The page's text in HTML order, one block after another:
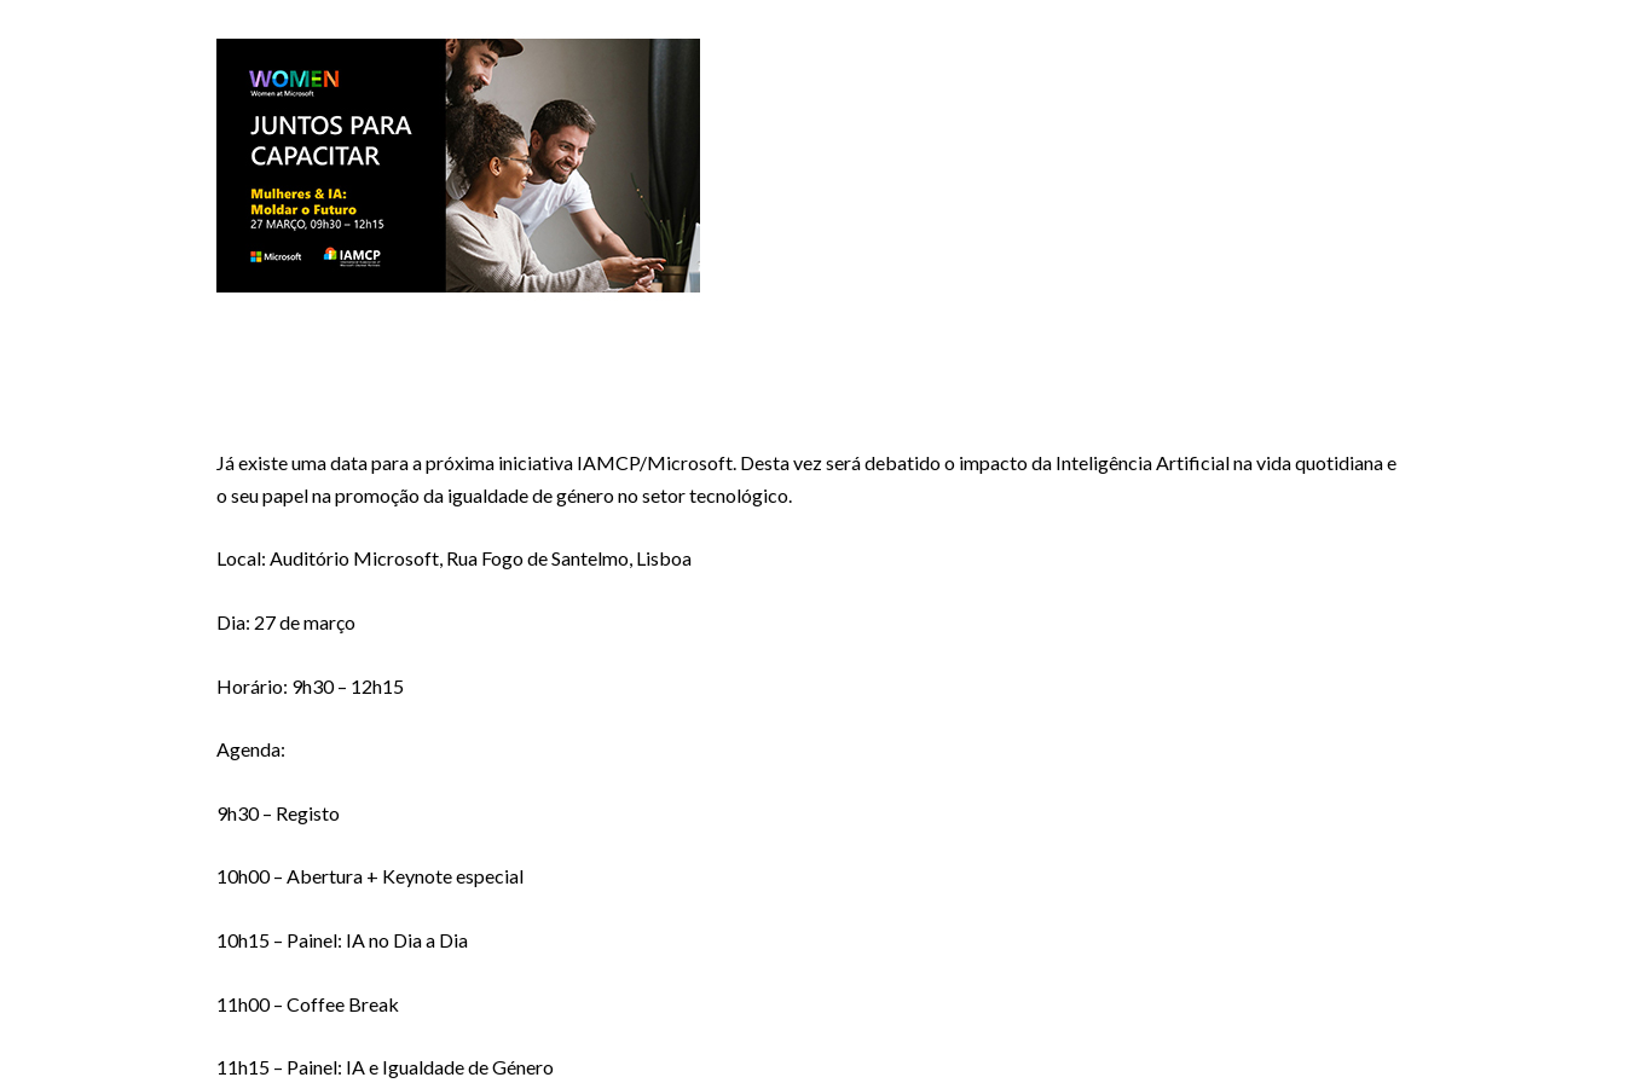
Já existe uma data para a próxima iniciativa IAMCP/Microsoft. Desta vez será debatido o impacto da Inteligência Artificial na vida quotidiana e
o seu papel na promoção da igualdade de género no setor tecnológico.
Local: Auditório Microsoft, Rua Fogo de Santelmo, Lisboa
Dia: 27 de março
Horário: 9h30 – 12h15
Agenda:
9h30 – Registo
10h00 – Abertura + Keynote especial
10h15 – Painel: IA no Dia a Dia
11h00 – Coffee Break
11h15 – Painel: IA e Igualdade de Género